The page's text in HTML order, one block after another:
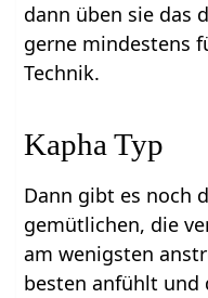
dann üben sie das
gerne mindestens
Technik.
Kapha Typ
Dann gibt es noch
gemütlichen, die
am wenigsten
besten anfühlt und